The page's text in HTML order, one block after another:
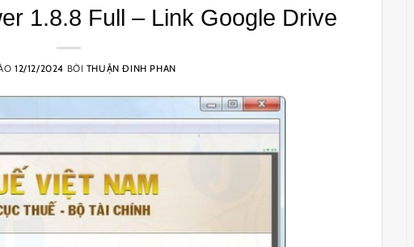
1.8.8 Full – Link Google Drive
12/12/2024 BỞI THUẬN ĐINH PHAN